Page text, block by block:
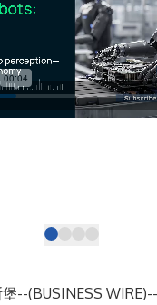
--(BUSINESS WIRE)--